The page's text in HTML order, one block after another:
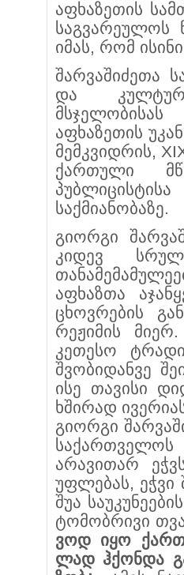
აფ­­ხაზე­თის
საგვარეულოს
იმას, რომ
შარვაშიძეთა
და
აფხაზეთის
მემ­კვიდ­რის,
ქართული
საქმიანო­ბა­ზე.
გიორგი
კიდევ
აფხაზთა
ცხოვრების
რეჟიმის
კეთესო
შვობიდანვე
ისე თა­ვი­სი
ხშირად
გიორგი
არავითარ
უფლებას, ეჭ­ვი
შუა
ტომობ­რი­ვი
ვოდ იყო ქარ
ლად ჰქონდა